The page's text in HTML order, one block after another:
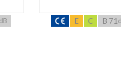
dB E C B 71